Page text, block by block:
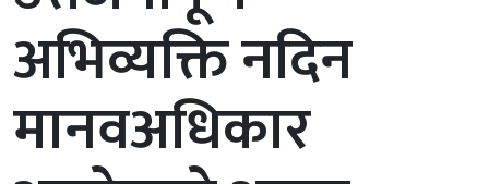
अभिव्यक्ति नदिन
मानवअधिकार